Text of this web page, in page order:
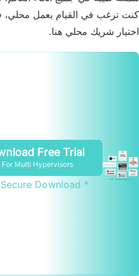
كنت ترغب في القيام بعمل محلي،
اختيار شريك محلي هنا.
Free Trial
For Multi Hypervisors ↖
* Free Secure Download